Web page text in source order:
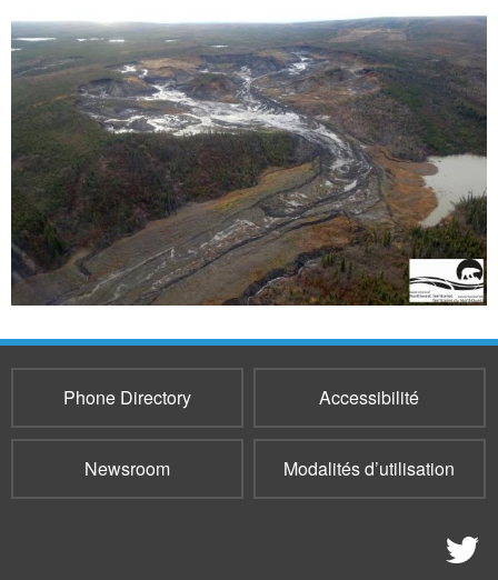
Phone Directory Accessibilité
Newsroom Modalités d’utilisation